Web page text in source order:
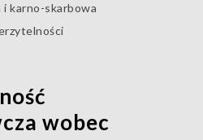
i karno-skarbowa
wobec